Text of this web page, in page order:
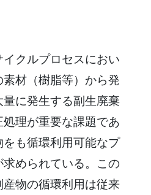
クルプロセスにおい
材（樹脂等）から発
に発生する副生廃棄
理が重要な課題であ
も循環利用可能なプ
められている。この
物の循環利用は従来